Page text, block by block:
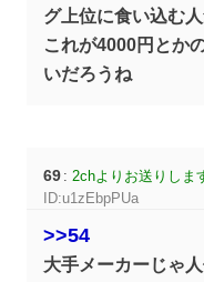
グ上位に食い込む
これが4000円とか
いだろうね
69 :2chよりお送りしま
ID:u1zEbpPUa
>>54
大手メーカーじゃ